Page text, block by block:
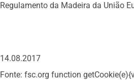
Regulamento da Madeira da União
14.08.2017
Fonte: fsc.org function